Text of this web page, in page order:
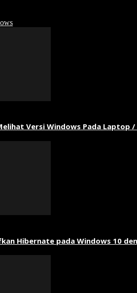
Versi Windows Pada Laptop /
Hibernate pada Windows 10